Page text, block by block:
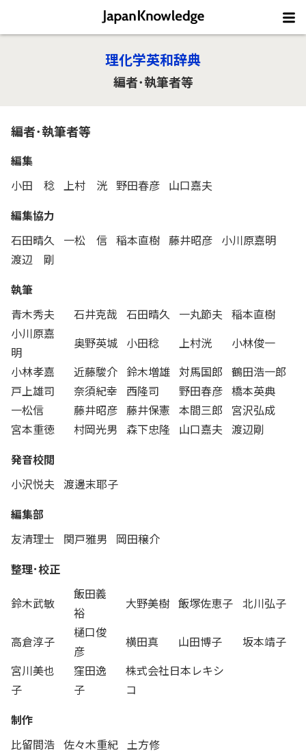
理化学英和辞典
編者･執筆者等
編者･執筆者等
編集
小田 稔 上村 洸 野田春彦 山口嘉夫
編集協力
石田晴久
一松 信 稲本直樹 藤井昭彦 小川原嘉明
渡辺 剛
執筆
青木秀夫
石井克哉 石田晴久 一丸節夫 稲本直樹
小川原嘉
明
奥野英城 小田稔 上村洸
小林俊一
小林孝嘉
近藤駿介 鈴木増雄 対馬国郎 鶴田浩一郎
戸上雄司
奈須紀幸 西隆司 野田春彦 橋本英典
一松信
藤井昭彦 藤井保憲 本間三郎
宮沢弘成
宮本重徳
村岡光男 森下忠隆 山口嘉夫 渡辺剛
発音校閲
小沢悦夫 渡邊末耶子
編集部
友清理士
関戸雅男
岡田穣介
整理･校正
鈴木武敏
飯田義
裕
大野美樹 飯塚佐恵子 北川弘子
高倉淳子
樋口俊
彦
横田真 山田博子
坂本靖子
宮川美也
子
窪田逸
子
株式会社日本レキシ
コ
制作
比留間浩 佐々木重紀 土方修